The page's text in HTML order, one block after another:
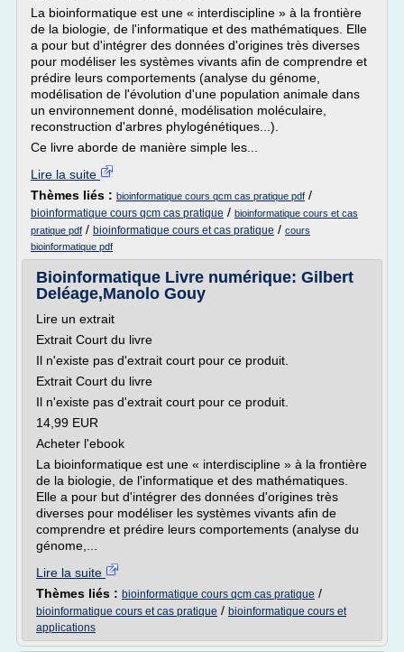
La bioinformatique est une « interdiscipline » à la frontière
de la biologie, de l'informatique et des mathématiques. Elle
a pour but d'intégrer des données d'origines très diverses
pour modéliser les systèmes vivants afin de comprendre et
prédire leurs comportements (analyse du génome,
modélisation de l'évolution d'une population animale dans
un environnement donné, modélisation moléculaire,
reconstruction d'arbres phylogénétiques...).
Ce livre aborde de manière simple les...
Lire la suite
Thèmes liés : bioinformatique cours qcm cas pratique pdf /
bioinformatique cours qcm cas pratique / bioinformatique cours et cas
pratique pdf / bioinformatique cours et cas pratique / cours
bioinformatique pdf
Bioinformatique Livre numérique: Gilbert
Deléage,Manolo Gouy
Lire un extrait
Extrait Court du livre
Il n'existe pas d'extrait court pour ce produit.
Extrait Court du livre
Il n'existe pas d'extrait court pour ce produit.
14,99 EUR
Acheter l'ebook
La bioinformatique est une « interdiscipline » à la frontière
de la biologie, de l'informatique et des mathématiques.
Elle a pour but d'intégrer des données d'origines très
diverses pour modéliser les systèmes vivants afin de
comprendre et prédire leurs comportements (analyse du
génome,...
Lire la suite
Thèmes liés : bioinformatique cours qcm cas pratique /
bioinformatique cours et cas pratique / bioinformatique cours et
applications